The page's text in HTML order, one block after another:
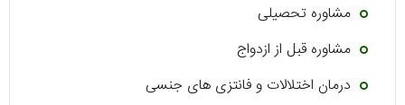
مشاوره تحصیلی
مشاوره قبل از ازدواج
درمان اختلالات و فانتزی های جنسی